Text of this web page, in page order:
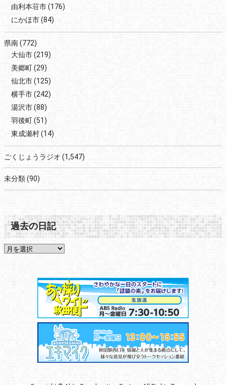
由利本荘市(176)
にかほ市(84)
県南(772)
大仙市(219)
美郷町(29)
仙北市(125)
横手市(242)
湯沢市(88)
羽後町(51)
東成瀬村(14)
ごくじょうラジオ (1,547)
未分類(90)
過去の日記